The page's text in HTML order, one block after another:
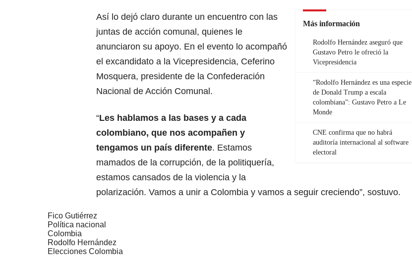
Más información
Rodolfo Hernández aseguró que
Gustavo Petro le ofreció la
Vicepresidencia
“Rodolfo Hernández es una especie
de Donald Trump a escala
colombiana”: Gustavo Petro a Le
Monde
CNE confirma que no habrá
auditoría internacional al software
electoral
Así lo dejó claro durante un encuentro con las
juntas de acción comunal, quienes le
anunciaron su apoyo. En el evento lo acompañó
el excandidato a la Vicepresidencia, Ceferino
Mosquera, presidente de la Confederación
Nacional de Acción Comunal.
“Les hablamos a las bases y a cada
colombiano, que nos acompañen y
tengamos un país diferente. Estamos
mamados de la corrupción, de la politiquería,
estamos cansados de la violencia y la
polarización. Vamos a unir a Colombia y vamos a seguir creciendo”, sostuvo.
Fico Gutiérrez
Política nacional
Colombia
Rodolfo Hernández
Elecciones Colombia